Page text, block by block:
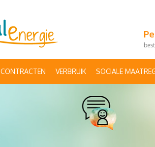
CONTRACTEN VERBRUIK SOCIALE